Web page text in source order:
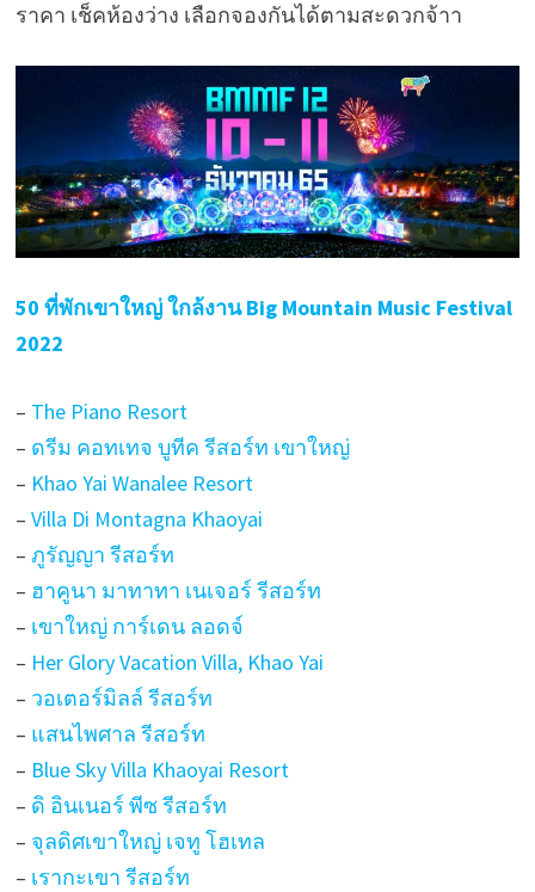
ราคา เช็คห้องว่าง เลือกจองกันได้ตามสะดวกจ้าา
50 ที่พักเขาใหญ่ ใกล้งาน Big Mountain Music Festival
2022
– The Piano Resort
– ดรีม คอทเทจ บูทีค รีสอร์ท เขาใหญ่
– Khao Yai Wanalee Resort
– Villa Di Montagna Khaoyai
– ภูรัญญา รีสอร์ท
– ฮาคูนา มาทาทา เนเจอร์ รีสอร์ท
– เขาใหญ่ การ์เดน ลอดจ์
– Her Glory Vacation Villa, Khao Yai
– วอเตอร์มิลล์ รีสอร์ท
– แสนไพศาล รีสอร์ท
– Blue Sky Villa Khaoyai Resort
– ดิ อินเนอร์ พีซ รีสอร์ท
– จุลดิศเขาใหญ่ เจทู โฮเทล
– เรากะเขา รีสอร์ท